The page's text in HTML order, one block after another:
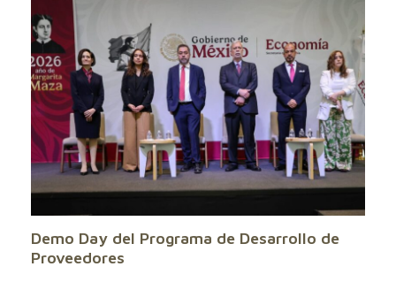
Demo Day del Programa de Desarrollo de
Proveedores